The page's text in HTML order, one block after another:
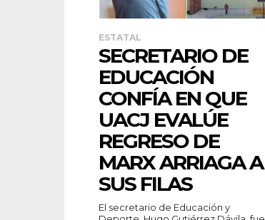
ESTATAL
SECRETARIO DE
EDUCACIÓN
CONFÍA EN QUE
UACJ EVALÚE
REGRESO DE
MARX ARRIAGA A
SUS FILAS
El secretario de Educación y